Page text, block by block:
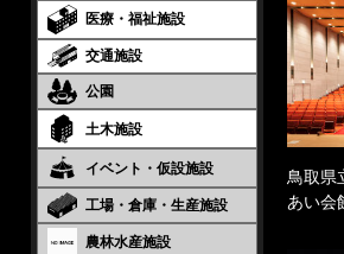
医療・福祉施設
交通施設
公園
土木施設
イベント・仮設施設
工場・倉庫・生産施設
農林水産施設
鳥取県
あい会